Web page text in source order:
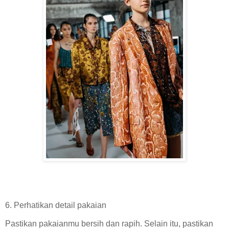
6. Perhatikan detail pakaian
Pastikan pakaianmu bersih dan rapih. Selain itu, pastikan